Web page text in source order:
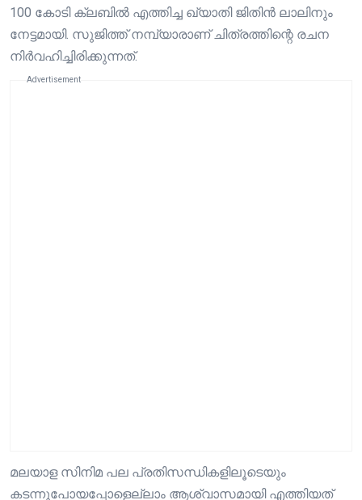
100 കോടി ക്ലബിൽ എത്തിച്ച ഖ്യാതി ജിതിൻ ലാലിനും
നേട്ടമായി. സുജിത്ത് നമ്പ്യാരാണ് ചിത്രത്തിന്റെ രചന
നിർവഹിച്ചിരിക്കുന്നത്.
Advertisement
മലയാള സിനിമ പല പ്രതിസന്ധികളിലൂടെയും
കടന്നുപോയപ്പോളെല്ലാം ആശ്വാസമായി എത്തിയത്